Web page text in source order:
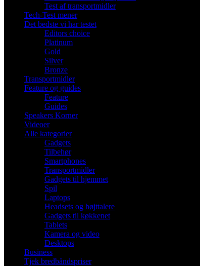
Test af transportmidler
Tech-Test mener
Det bedste vi har testet
Editors choice
Platinum
Gold
Silver
Bronze
Transportmidler
Feature og guides
Feature
Guides
Speakers Korner
Videoer
Alle kategorier
Gadgets
Tilbehør
Smartphones
Transportmidler
Gadgets til hjemmet
Spil
Laptops
Headsets og højttalere
Gadgets til køkkenet
Tablets
Kamera og video
Desktops
Business
Tjek bredbåndspriser